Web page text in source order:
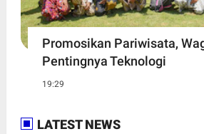
Promosikan Pariwisata,
Pentingnya Teknologi
19:29
LATEST NEWS